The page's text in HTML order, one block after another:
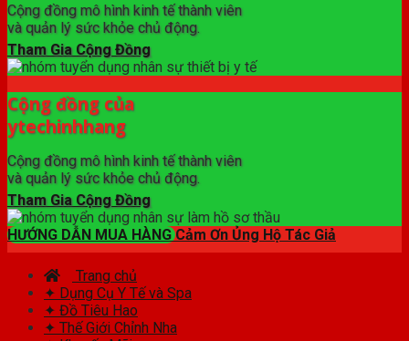
Cộng đồng mô hình kinh tế thành viên
và quản lý sức khỏe chủ động.
Tham Gia Cộng Đồng
Cộng đồng của
ytechinhhang
Cộng đồng mô hình kinh tế thành viên
và quản lý sức khỏe chủ động.
Tham Gia Cộng Đồng
HƯỚNG DẪN MUA HÀNG Cảm Ơn Ủng Hộ Tác Giả
Trang chủ
✦ Dụng Cụ Y Tế và Spa
✦ Đồ Tiêu Hao
✦ Thế Giới Chỉnh Nha